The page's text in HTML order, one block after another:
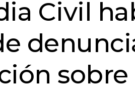
Civil
sobre